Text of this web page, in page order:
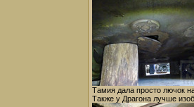
Тамия дала просто лючок
Также у Драгона лучше